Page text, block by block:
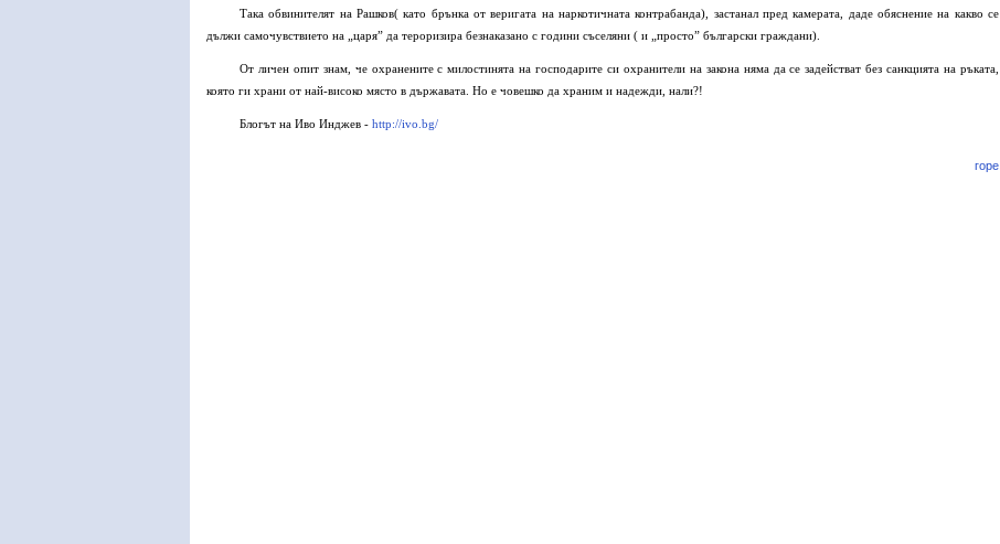
Така обвинителят на Рашков( като брънка от веригата на наркотичната контрабанда), застанал пред камерата, даде обяснение на какво се
дължи самочувствието на „царя” да тероризира безнаказано с години съселяни ( и „просто” български граждани).
От личен опит знам, че охранените с милостинята на господарите си охранители на закона няма да се задействат без санкцията на ръката,
която ги храни от най-високо място в държавата. Но е човешко да храним и надежди, нали?!
Блогът на Иво Инджев - http://ivo.bg/
горе